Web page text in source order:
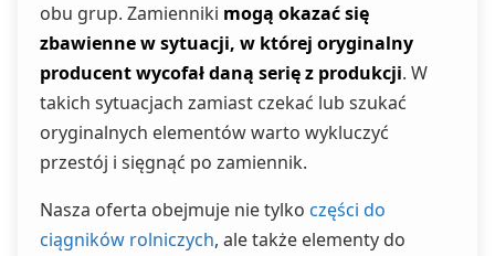
obu grup. Zamienniki mogą okazać się
zbawienne w sytuacji, w której oryginalny
producent wycofał daną serię z produkcji. W
takich sytuacjach zamiast czekać lub szukać
oryginalnych elementów warto wykluczyć
przestój i sięgnąć po zamiennik.
Nasza oferta obejmuje nie tylko części do
ciągników rolniczych, ale także elementy do